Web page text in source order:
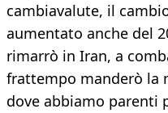
cambiavalute, il
aumentato anche del
rimarrò in Iran, a
frattempo manderò la
dove abbiamo parenti